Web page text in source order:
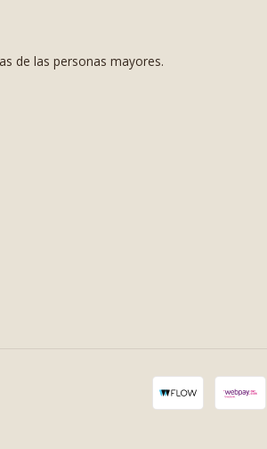
de las personas mayores.